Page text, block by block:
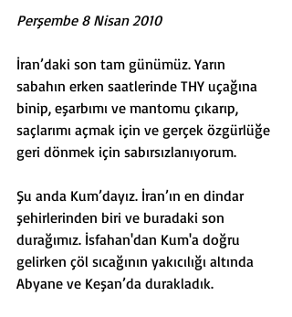
Perşembe 8 Nisan 2010
İran’daki son tam günümüz. Yarın
sabahın erken saatlerinde THY uçağına
binip, eşarbımı ve mantomu çıkarıp,
saçlarımı açmak için ve gerçek özgürlüğe
geri dönmek için sabırsızlanıyorum.
Şu anda Kum’dayız. İran’ın en dindar
şehirlerinden biri ve buradaki son
durağımız. İsfahan'dan Kum'a doğru
gelirken çöl sıcağının yakıcılığı altında
Abyane ve Keşan’da durakladık.